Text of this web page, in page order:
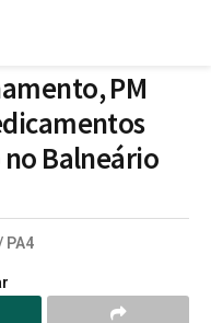
PM
Balneário
PA4